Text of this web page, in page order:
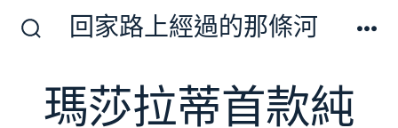
切
換
開
回家路上經過的那條河
瑪莎拉蒂首款純